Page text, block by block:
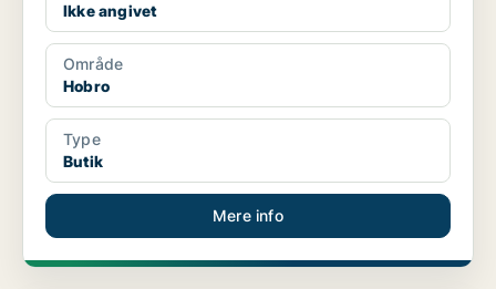
Ikke angivet
Område
Hobro
Type
Butik
Mere info